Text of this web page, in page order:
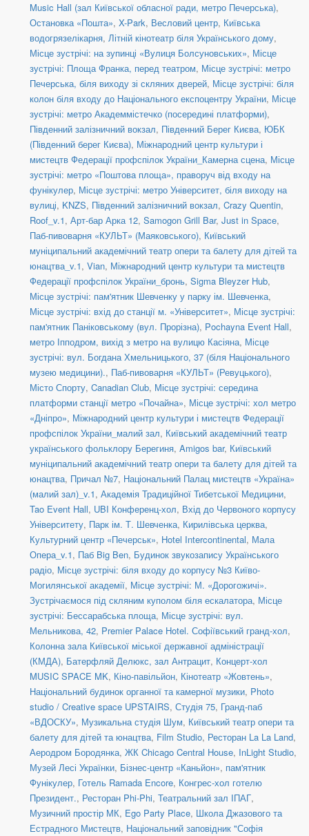
Music Hall (зал Київської обласної ради, метро Печерська),
Остановка «Пошта», X-Park, Весловий центр, Київська
водогрязелікарня, Літній кінотеатр біля Українського дому,
Місце зустрічі: на зупинці «Вулиця Болсуновських», Місце
зустрічі: Площа Франка, перед театром, Місце зустрічі: метро
Печерська, біля виходу зі скляних дверей, Місце зустрічі: біля
колон біля входу до Національного експоцентру України, Місце
зустрічі: метро Академмістечко (посередині платформи),
Південний залізничний вокзал, Південний Берег Києва, ЮБК
(Південний берег Києва), Міжнародний центр культури і
мистецтв Федерації профспілок України_Камерна сцена, Місце
зустрічі: метро «Поштова площа», праворуч від входу на
фунікулер, Місце зустрічі: метро Університет, біля виходу на
вулиці, KNZS, Південний залізничний вокзал, Crazy Quentin,
Roof_v.1, Арт-бар Арка 12, Samogon Grill Bar, Just in Space,
Паб-пивоварня «КУЛЬТ» (Маяковського), Київський
муніципальний академічний театр опери та балету для дітей та
юнацтва_v.1, Vian, Міжнародний центр культури та мистецтв
Федерації профспілок України_бронь, Sigma Bleyzer Hub,
Місце зустрічі: пам'ятник Шевченку у парку ім. Шевченка,
Місце зустрічі: вхід до станції м. «Університет», Місце зустрічі:
пам'ятник Паніковському (вул. Прорізна), Pochayna Event Hall,
метро Іпподром, вихід з метро на вулицю Касіяна, Місце
зустрічі: вул. Богдана Хмельницького, 37 (біля Національного
музею медицини)., Паб-пивоварня «КУЛЬТ» (Ревуцького),
Місто Спорту, Canadian Club, Місце зустрічі: середина
платформи станції метро «Почайна», Місце зустрічі: хол метро
«Дніпро», Міжнародний центр культури і мистецтв Федерації
профспілок України_малий зал, Київський академічний театр
українського фольклору Берегиня, Amigos bar, Київський
муніципальний академічний театр опери та балету для дітей та
юнацтва, Причал №7, Національний Палац мистецтв «Україна»
(малий зал)_v.1, Академія Традиційної Тибетської Медицини,
Tao Event Hall, UBI Конференц-хол, Вхід до Червоного корпусу
Університету, Парк ім. Т. Шевченка, Кирилівська церква,
Культурний центр «Печерськ», Hotel Intercontinental, Мала
Опера_v.1, Паб Big Ben, Будинок звукозапису Українського
радіо, Місце зустрічі: біля входу до корпусу №3 Київо-
Могилянської академії, Місце зустрічі: М. «Дорогожичі».
Зустрічаємося під скляним куполом біля ескалатора, Місце
зустрічі: Бессарабська площа, Місце зустрічі: вул.
Мельникова, 42, Premier Palace Hotel. Софіївський гранд-хол,
Колонна зала Київської міської державної адміністрації
(КМДА), Батерфляй Делюкс, зал Антрацит, Концерт-хол
MUSIC SPACE MK, Кіно-павільйон, Кінотеатр «Жовтень»,
Національний будинок органної та камерної музики, Photo
studio / Creative space UPSTAIRS, Студія 75, Гранд-паб
«ВДОСКУ», Музикальна студія Шум, Київський театр опери та
балету для дітей та юнацтва, Film Studio, Ресторан La La Land,
Аеродром Бородянка, ЖК Chicago Central House, InLight Studio,
Музей Лесі Українки, Бізнес-центр «Каньйон», пам'ятник
Фунікулер, Готель Ramada Encore, Конгрес-хол готелю
Президент., Ресторан Phi-Phi, Театральний зал ІПАГ,
Музичний простір МК, Ego Party Place, Школа Джазового та
Естрадного Мистецтв, Національний заповідник "Софія